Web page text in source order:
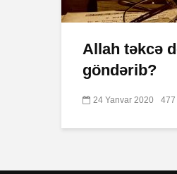
Allah təkcə
göndərib?
24 Yanvar 2020 477